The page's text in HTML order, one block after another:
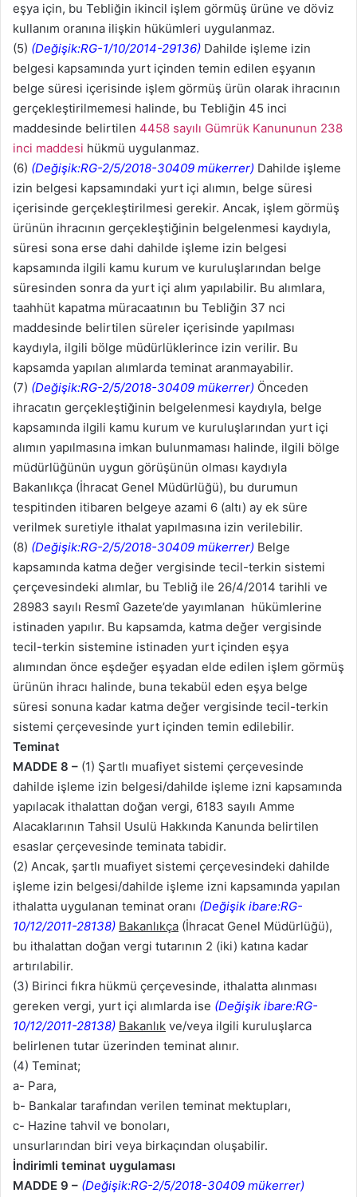
eşya için, bu Tebliğin ikincil işlem görmüş ürüne ve döviz
kullanım oranına ilişkin hükümleri uygulanmaz.
(5) (Değişik:RG-1/10/2014-29136) Dahilde işleme izin
belgesi kapsamında yurt içinden temin edilen eşyanın
belge süresi içerisinde işlem görmüş ürün olarak ihracının
gerçekleştirilmemesi halinde, bu Tebliğin 45 inci
maddesinde belirtilen 4458 sayılı Gümrük Kanununun 238
inci maddesi hükmü uygulanmaz.
(6) (Değişik:RG-2/5/2018-30409 mükerrer) Dahilde işleme
izin belgesi kapsamındaki yurt içi alımın, belge süresi
içerisinde gerçekleştirilmesi gerekir. Ancak, işlem görmüş
ürünün ihracının gerçekleştiğinin belgelenmesi kaydıyla,
süresi sona erse dahi dahilde işleme izin belgesi
kapsamında ilgili kamu kurum ve kuruluşlarından belge
süresinden sonra da yurt içi alım yapılabilir. Bu alımlara,
taahhüt kapatma müracaatının bu Tebliğin 37 nci
maddesinde belirtilen süreler içerisinde yapılması
kaydıyla, ilgili bölge müdürlüklerince izin verilir. Bu
kapsamda yapılan alımlarda teminat aranmayabilir.
(7) (Değişik:RG-2/5/2018-30409 mükerrer) Önceden
ihracatın gerçekleştiğinin belgelenmesi kaydıyla, belge
kapsamında ilgili kamu kurum ve kuruluşlarından yurt içi
alımın yapılmasına imkan bulunmaması halinde, ilgili bölge
müdürlüğünün uygun görüşünün olması kaydıyla
Bakanlıkça (İhracat Genel Müdürlüğü), bu durumun
tespitinden itibaren belgeye azami 6 (altı) ay ek süre
verilmek suretiyle ithalat yapılmasına izin verilebilir.
(8) (Değişik:RG-2/5/2018-30409 mükerrer) Belge
kapsamında katma değer vergisinde tecil-terkin sistemi
çerçevesindeki alımlar, bu Tebliğ ile 26/4/2014 tarihli ve
28983 sayılı Resmî Gazete’de yayımlanan hükümlerine
istinaden yapılır. Bu kapsamda, katma değer vergisinde
tecil-terkin sistemine istinaden yurt içinden eşya
alımından önce eşdeğer eşyadan elde edilen işlem görmüş
ürünün ihracı halinde, buna tekabül eden eşya belge
süresi sonuna kadar katma değer vergisinde tecil-terkin
sistemi çerçevesinde yurt içinden temin edilebilir.
Teminat
MADDE 8 – (1) Şartlı muafiyet sistemi çerçevesinde
dahilde işleme izin belgesi/dahilde işleme izni kapsamında
yapılacak ithalattan doğan vergi, 6183 sayılı Amme
Alacaklarının Tahsil Usulü Hakkında Kanunda belirtilen
esaslar çerçevesinde teminata tabidir.
(2) Ancak, şartlı muafiyet sistemi çerçevesindeki dahilde
işleme izin belgesi/dahilde işleme izni kapsamında yapılan
ithalatta uygulanan teminat oranı (Değişik ibare:RG-
10/12/2011-28138) Bakanlıkça (İhracat Genel Müdürlüğü),
bu ithalattan doğan vergi tutarının 2 (iki) katına kadar
artırılabilir.
(3) Birinci fıkra hükmü çerçevesinde, ithalatta alınması
gereken vergi, yurt içi alımlarda ise (Değişik ibare:RG-
10/12/2011-28138) Bakanlık ve/veya ilgili kuruluşlarca
belirlenen tutar üzerinden teminat alınır.
(4) Teminat;
a- Para,
b- Bankalar tarafından verilen teminat mektupları,
c- Hazine tahvil ve bonoları,
unsurlarından biri veya birkaçından oluşabilir.
İndirimli teminat uygulaması
MADDE 9 – (Değişik:RG-2/5/2018-30409 mükerrer)